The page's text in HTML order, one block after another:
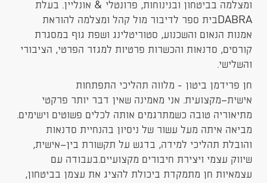
ומצלמה בביטחון ובנינוחות, פרונטלי & אונליין. בעלת
DABRAבית ספר לדיבור מול קהל ומצלמה להוראת
אמנות הנאום והשכנוע, סטוריטלינג ושפת גוף במסגרת
קורסים, סדנאות והכשרות פרטיות למגזר הפרטי, הציבורי
והשלישי.
חן פרידמן ביטון - מלווה תהליכי התפתחות
אישית־מקצועית. אני מאמינה שאין דבר יותר פרקטי
מתיאוריה טובה כשמתרגמים אותה לכלים פשוטים וישימים.
מביאה איתה מעל עשור של ניסיון בהנחיית סדנאות
והובלת תהליכי למידה, בדגש על תקשורת בין־אישית,
שיווק עצמי ויצירת חיבורים מקצועיים.בעבודה עם
עצמאיות חן מתמקדת ביכולת להציג את עצמן בביטחון,